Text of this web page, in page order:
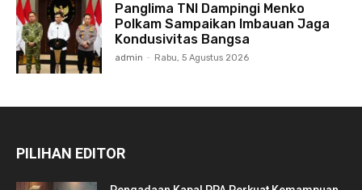
Panglima TNI Dampingi Menko
Polkam Sampaikan Imbauan Jaga
Kondusivitas Bangsa
admin - Rabu, 5 Agustus 2026
PILIHAN EDITOR